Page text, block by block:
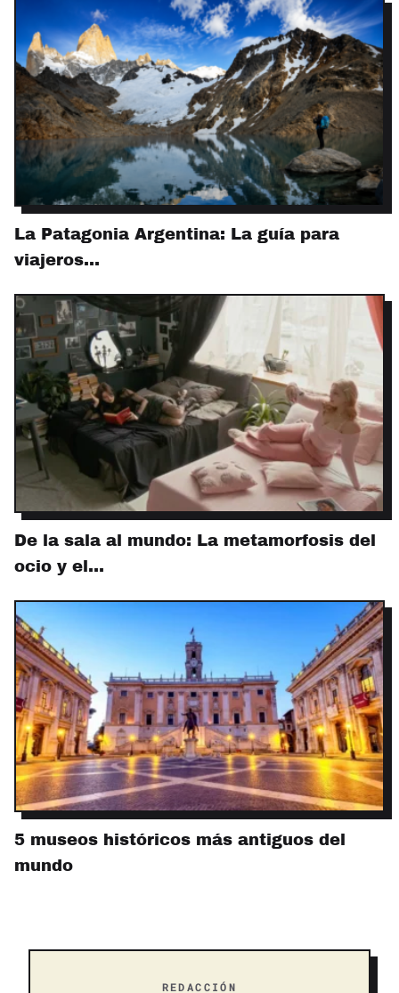
La Patagonia Argentina: La guía para
viajeros…
De la sala al mundo: La metamorfosis del
ocio y el…
5 museos históricos más antiguos del
mundo
REDACCIÓN